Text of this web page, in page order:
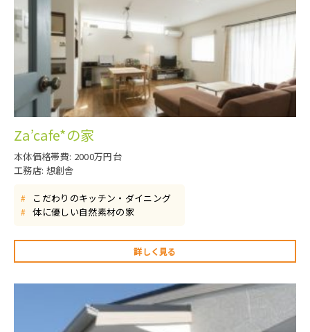
Za’cafe*の家
本体価格帯費: 2000万円台
工務店: 想創舎
# こだわりのキッチン・ダイニング
# 体に優しい自然素材の家
詳しく見る